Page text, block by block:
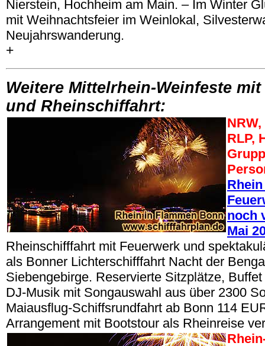
Nierstein, Hochheim am Main. – Im Winter
mit Weihnachtsfeier im Weinlokal,
Neujahrswanderung.
+
Weitere Mittelrhein-Weinfeste
und Rheinschiffahrt:
RLP,
noch
Mai
Rheinschifffahrt mit Feuerwerk und
als Bonner Lichterschifffahrt Nacht der
Siebengebirge. Reservierte Sitzplätze,
DJ-Musik mit Songauswahl aus über 2300
Maiausflug-Schiffsrundfahrt ab Bonn 114
Arrangement mit Bootstour als Rheinreise